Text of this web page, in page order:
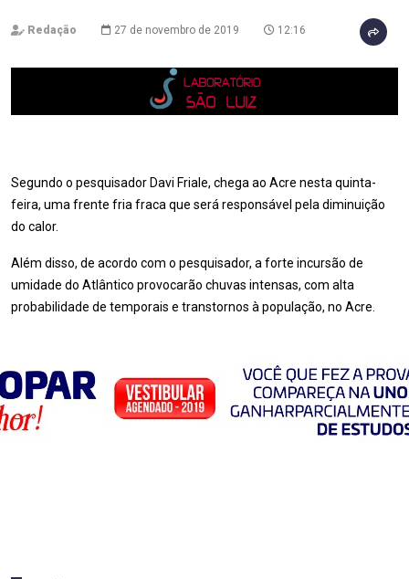
Redação 27 de novembro de 2019 12:16
Segundo o pesquisador Davi Friale, chega ao Acre nesta quinta-
feira, uma frente fria fraca que será responsável pela diminuição
do calor.
Além disso, de acordo com o pesquisador, a forte incursão de
umidade do Atlântico provocarão chuvas intensas, com alta
probabilidade de temporais e transtornos à população, no Acre.